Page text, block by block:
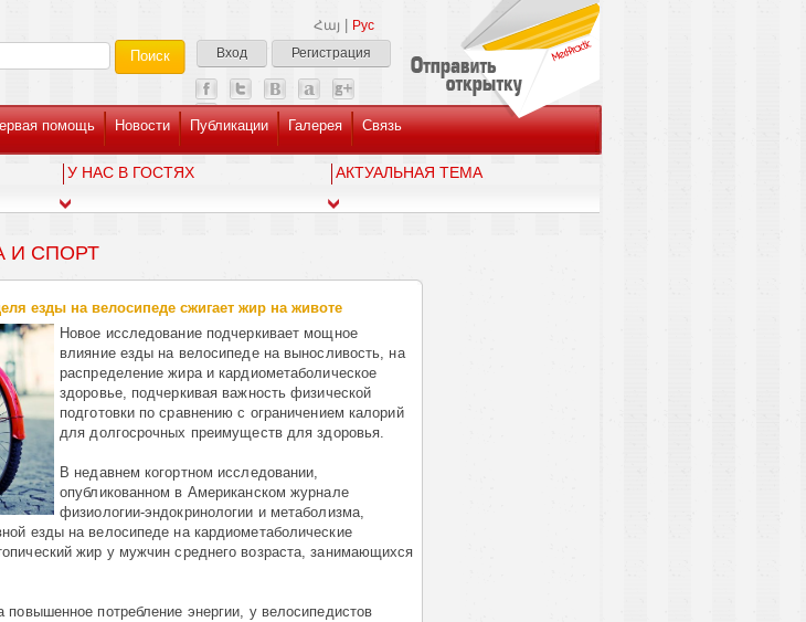
Հայ
Рус
Вход
Регистрация
помощь Новости Публикации Галерея Связь
У НАС В ГОСТЯХ AКТУАЛЬНАЯ ТЕМА
И СПОРТ
езды на велосипеде сжигает жир на животе
Новое исследование подчеркивает мощное
влияние езды на велосипеде на выносливость, на
распределение жира и кардиометаболическое
здоровье, подчеркивая важность физической
подготовки по сравнению с ограничением калорий
для долгосрочных преимуществ для здоровья.
В недавнем когортном исследовании,
опубликованном в Американском журнале
физиологии-эндокринологии и метаболизма,
езды на велосипеде на кардиометаболические
жир у мужчин среднего возраста, занимающихся
потребление энергии, у велосипедистов